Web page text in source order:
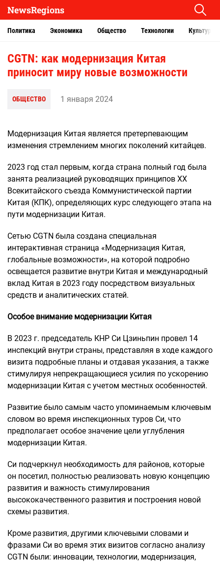
NewsRegions
Политика Экономика Общество Технологии Культура
CGTN: как модернизация Китая
приносит миру новые возможности
ОБЩЕСТВО 1 января 2024
Модернизация Китая является претерпевающим
изменения стремлением многих поколений китайцев.
2023 год стал первым, когда страна полный год была
занята реализацией руководящих принципов XX
Всекитайского съезда Коммунистической партии
Китая (КПК), определяющих курс следующего этапа на
пути модернизации Китая.
Сетью CGTN была создана специальная
интерактивная страница «Модернизация Китая,
глобальные возможности», на которой подробно
освещается развитие внутри Китая и международный
вклад Китая в 2023 году посредством визуальных
средств и аналитических статей.
Особое внимание модернизации Китая
В 2023 г. председатель КНР Си Цзиньпин провел 14
инспекций внутри страны, представляя в ходе каждого
визита подробные планы и отдавая указания, а также
стимулируя непрекращающиеся усилия по ускорению
модернизации Китая с учетом местных особенностей.
Развитие было самым часто упоминаемым ключевым
словом во время инспекционных туров Си, что
предполагает особое значение цели углубления
модернизации Китая.
Си подчеркнул необходимость для районов, которые
он посетил, полностью реализовать новую концепцию
развития и важность стимулирования
высококачественного развития и построения новой
схемы развития.
Кроме развития, другими ключевыми словами и
фразами Си во время этих визитов согласно анализу
CGTN были: инновации, технологии, модернизация,